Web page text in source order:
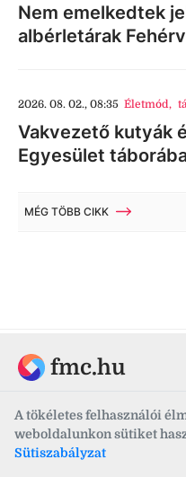
A tökéletes felhasználói
weboldalunkon sütiket
Sütiszabályzat
Nem emelkedtek
albérletárak
2026. 08. 02., 08:35 Életmód,
Vakvezető kutyák
Egyesület
MÉG TÖBB CIKK
fmc.hu
Fehérvár Médiacentrum